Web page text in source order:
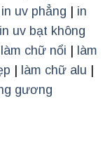
in uv phẳng
in
in uv bạt không
làm chữ nổi
làm
làm chữ alu
gương